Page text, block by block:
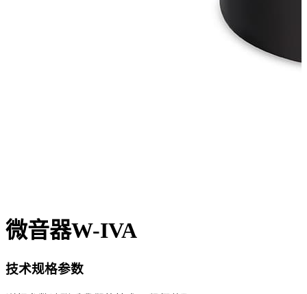
微音器W-IVA
技术规格参数